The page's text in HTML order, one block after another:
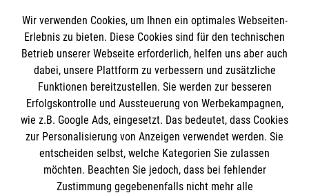
Informationen
Impressum
Datenschutz
Kontakt
Barrierefreiheit
Die Malteser
Malteser in Deutschland
Wir verwenden Cookies, um Ihnen ein optimales Webseiten-
Erlebnis zu bieten. Diese Cookies sind für den technischen
Betrieb unserer Webseite erforderlich, helfen uns aber auch
dabei, unsere Plattform zu verbessern und zusätzliche
Funktionen bereitzustellen. Sie werden zur besseren
Erfolgskontrolle und Aussteuerung von Werbekampagnen,
wie z.B. Google Ads, eingesetzt. Das bedeutet, dass Cookies
zur Personalisierung von Anzeigen verwendet werden. Sie
entscheiden selbst, welche Kategorien Sie zulassen
möchten. Beachten Sie jedoch, dass bei fehlender
Zustimmung gegebenenfalls nicht mehr alle